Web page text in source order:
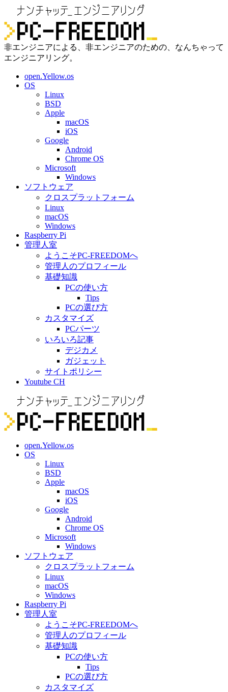
非エンジニアによる、非エンジニアのための、なんちゃって
エンジニアリング。
open.Yellow.os
OS
Linux
BSD
Apple
macOS
iOS
Google
Android
Chrome OS
Microsoft
Windows
ソフトウェア
クロスプラットフォーム
Linux
macOS
Windows
Raspberry Pi
管理人室
ようこそPC-FREEDOMへ
管理人のプロフィール
基礎知識
PCの使い方
Tips
PCの選び方
カスタマイズ
PCパーツ
いろいろ記事
デジカメ
ガジェット
サイトポリシー
Youtube CH
open.Yellow.os
OS
Linux
BSD
Apple
macOS
iOS
Google
Android
Chrome OS
Microsoft
Windows
ソフトウェア
クロスプラットフォーム
Linux
macOS
Windows
Raspberry Pi
管理人室
ようこそPC-FREEDOMへ
管理人のプロフィール
基礎知識
PCの使い方
Tips
PCの選び方
カスタマイズ